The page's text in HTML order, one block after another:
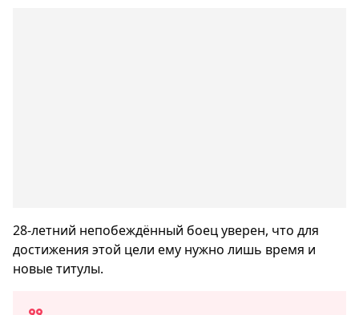
28-летний непобеждённый боец уверен, что для
достижения этой цели ему нужно лишь время и
новые титулы.